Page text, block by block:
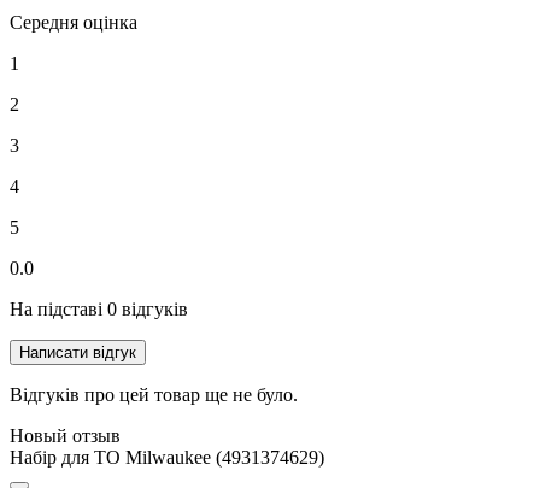
Середня оцінка
1
2
3
4
5
0.0
На підставі 0 відгуків
Написати відгук
Відгуків про цей товар ще не було.
Новый отзыв
Набір для ТО Milwaukee (4931374629)